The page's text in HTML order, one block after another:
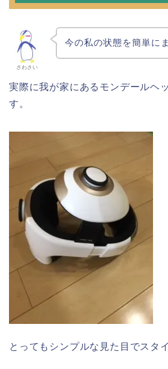
さわさい
今の私の状態を簡単に
実際に我が家にあるモンデールヘ
す。
とってもシンプルな見た目でスタ